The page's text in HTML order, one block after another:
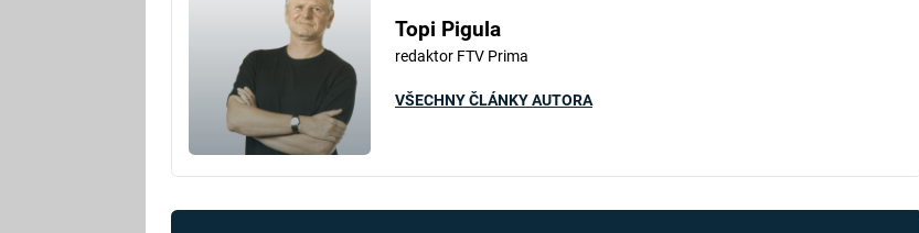
Topi Pigula
redaktor FTV Prima
VŠECHNY ČLÁNKY AUTORA